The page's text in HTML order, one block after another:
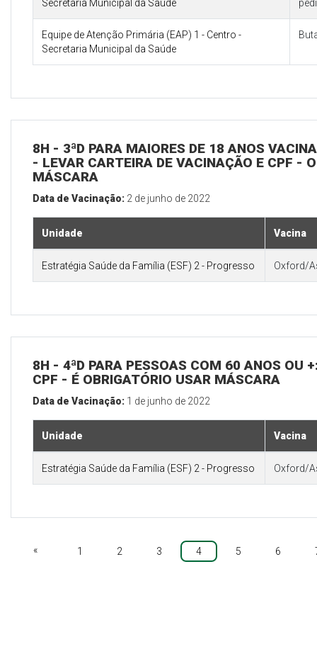
Secretaria Municipal da Saúde
Equipe de Atenção Primária (EAP) 1 - Centro -
Secretaria Municipal da Saúde
8H - 3ªD PARA MAIORES DE 18 ANOS
- LEVAR CARTEIRA DE VACINAÇÃO E CPF -
MÁSCARA
Data de Vacinação: 2 de junho de 2022
Unidade Vacina
Estratégia Saúde da Família (ESF) 2 - Progresso Oxford/
8H - 4ªD PARA PESSOAS COM 60 ANOS OU
CPF - É OBRIGATÓRIO USAR MÁSCARA
Data de Vacinação: 1 de junho de 2022
Unidade Vacina
Estratégia Saúde da Família (ESF) 2 - Progresso Oxford/
« 1 2 3 4 5 6